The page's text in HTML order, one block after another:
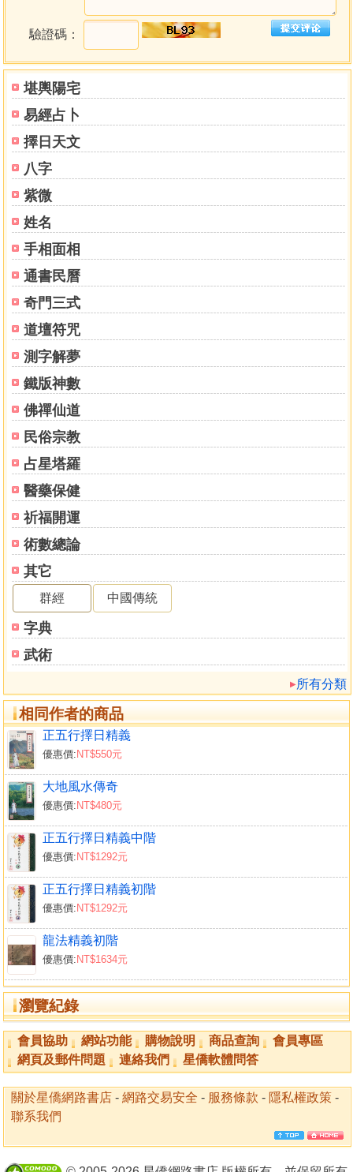
堪輿陽宅
易經占卜
擇日天文
八字
紫微
姓名
手相面相
通書民曆
奇門三式
道壇符咒
測字解夢
鐵版神數
佛禪仙道
民俗宗教
占星塔羅
醫藥保健
祈福開運
術數總論
其它
群經 中國傳統
字典
武術
所有分類
相同作者的商品
正五行擇日精義
優惠價: NT$550元
大地風水傳奇
優惠價: NT$480元
正五行擇日精義中階
優惠價: NT$1292元
正五行擇日精義初階
優惠價: NT$1292元
龍法精義初階
優惠價: NT$1634元
瀏覽紀錄
驗證碼：
會員協助 網站功能 購物說明 商品查詢
會員專區
網頁及郵件問題
連絡我們 星僑軟體問答
關於星僑網路書店 - 網路交易安全 - 服務條款 - 隱私權政策 -
聯系我們